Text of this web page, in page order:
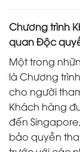
Chương trình
quan Độc
Một trong
là Chương
cho người
Khách hàng
đến
bảo quyền